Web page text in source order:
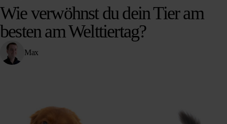
Wie verwöhnst du dein Tier am
besten am Welttiertag?
Max